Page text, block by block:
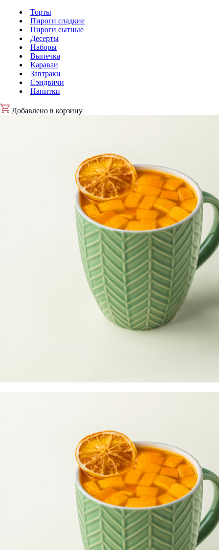
Торты
Пироги сладкие
Пироги сытные
Десерты
Наборы
Выпечка
Караваи
Завтраки
Сэндвичи
Напитки
Добавлено в корзину